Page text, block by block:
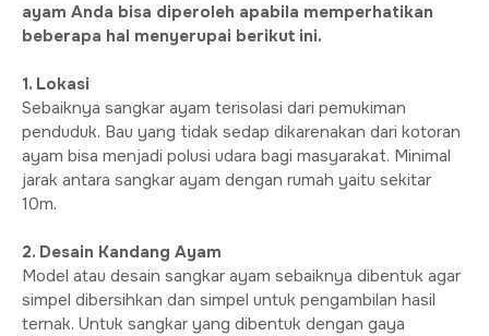
ayam Anda bisa diperoleh apabila memperhatikan
beberapa hal menyerupai berikut ini.
1. Lokasi
Sebaiknya sangkar ayam terisolasi dari pemukiman
penduduk. Bau yang tidak sedap dikarenakan dari kotoran
ayam bisa menjadi polusi udara bagi masyarakat. Minimal
jarak antara sangkar ayam dengan rumah yaitu sekitar
10m.
2. Desain Kandang Ayam
Model atau desain sangkar ayam sebaiknya dibentuk agar
simpel dibersihkan dan simpel untuk pengambilan hasil
ternak. Untuk sangkar yang dibentuk dengan gaya